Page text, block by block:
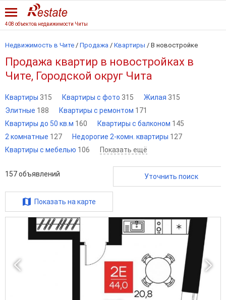
408 объектов недвижимости Читы
Недвижимость в Чите / Продажа / Квартиры / В новостройке
Продажа квартир в новостройках в
Чите, Городской округ Чита
Квартиры 315 Квартиры с фото 315 Жилая 315
Элитные 188 Квартиры с ремонтом 171
Квартиры до 50 кв.м 160 Квартиры с балконом 145
2 комнатные 127 Недорогие 2-комн. квартиры 127
Квартиры с мебелью 106 Показать ещё
157объявлений Уточнить поиск
Показать на карте